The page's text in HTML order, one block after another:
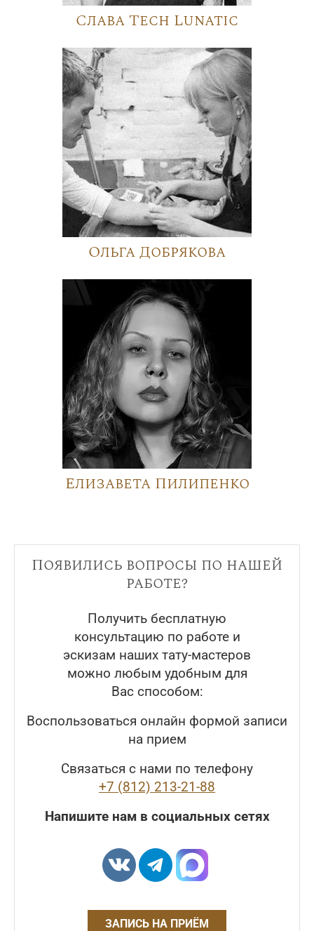
Слава Tech Lunatic
Ольга Добрякова
Елизавета Пилипенко
Появились вопросы по нашей
работе?
Получить бесплатную
консультацию по работе и
эскизам наших тату-мастеров
можно любым удобным для
Вас способом:
Воспользоваться онлайн формой записи
на прием
Связаться с нами по телефону
+7 (812) 213-21-88
Напишите нам в социальных сетях
ЗАПИСЬ НА ПРИЁМ